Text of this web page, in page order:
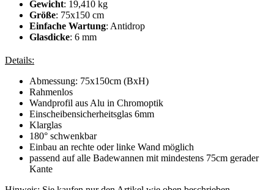
Gewicht: 19,410 kg
Größe: 75x150 cm
Einfache Wartung: Antidrop
Glasdicke: 6 mm
Details:
Abmessung: 75x150cm (BxH)
Rahmenlos
Wandprofil aus Alu in Chromoptik
Einscheibensicherheitsglas 6mm
Klarglas
180° schwenkbar
Einbau an rechte oder linke Wand möglich
passend auf alle Badewannen mit mindestens 75cm gerader
Kante